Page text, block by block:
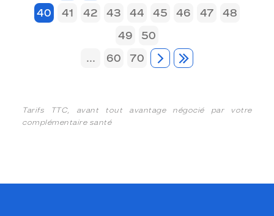
40
41 42 43 44 45 46 47
48
49
50
...
60 70
Tarifs TTC, avant tout avantage négocié par votre
complémentaire santé